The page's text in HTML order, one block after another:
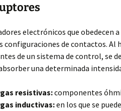
electrónicos que obedecen
configuraciones de contactos. Al
de un sistema de control, se
una determinada
resistivas:componentes
inductivas:en los que se